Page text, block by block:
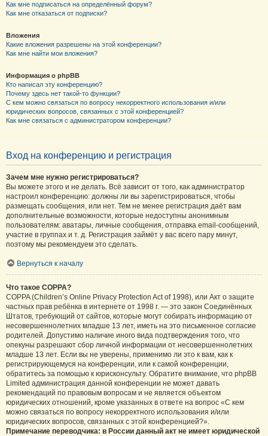
Как мне подписаться на определённый форум?
Как мне отказаться от подписки?
Вложения
Какие вложения разрешены на этой конференции?
Как мне найти мои вложения?
Информация о phpBB
Кто написал эту конференцию?
Почему здесь нет такой-то функции?
С кем можно связаться по вопросу некорректного использования и/или
юридических вопросов, связанных с этой конференцией?
Как мне связаться с администратором конференции?
Вход на конференцию и регистрация
Зачем мне нужно регистрироваться?
Вы можете этого и не делать. Всё зависит от того, как администратор
настроил конференцию: должны ли вы зарегистрироваться, чтобы
размещать сообщения, или нет. Тем не менее регистрация даёт вам
дополнительные возможности, которые недоступны анонимным
пользователям: аватары, личные сообщения, отправка email-сообщений,
участие в группах и т. д. Регистрация займёт у вас всего пару минут,
поэтому мы рекомендуем это сделать.
Вернуться к началу
Что такое COPPA?
COPPA (Children’s Online Privacy Protection Act of 1998), или Акт о защите
частных прав ребёнка в интернете от 1998 г. — это закон Соединённых
Штатов, требующий от сайтов, которые могут собирать информацию от
несовершеннолетних младше 13 лет, иметь на это письменное согласие
родителей. Допустимо наличие иного вида подтверждения того, что
опекуны разрешают сбор личной информации от несовершеннолетних
младше 13 лет. Если вы не уверены, применимо ли это к вам, как к
регистрирующемуся на конференции, или к самой конференции,
обратитесь за помощью к юрисконсульту. Обратите внимание, что phpBB
Limited администрация данной конференции не может давать
рекомендаций по правовым вопросам и не является объектом
юридических отношений, кроме указанных в ответе на вопрос «С кем
можно связаться по вопросу некорректного использования и/или
юридических вопросов, связанных с этой конференцией?».
Примечание переводчика: в России данный акт не имеет юридической